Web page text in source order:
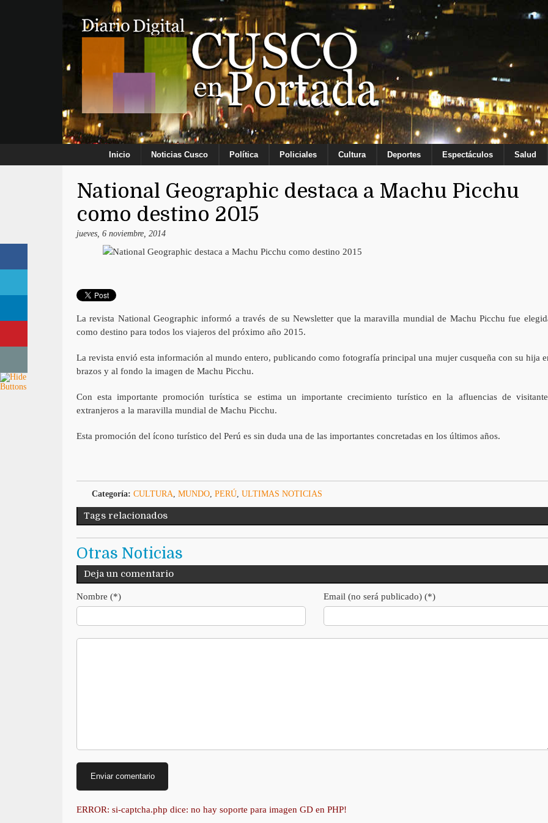
Inicio Noticias Cusco Política Policiales Cultura Deportes Espectáculos Salud
National Geographic destaca a Machu Picchu
como destino 2015
jueves, 6 noviembre, 2014
La revista National Geographic informó a través de su Newsletter que la maravilla mundial de Machu Picchu fue
como destino para todos los viajeros del próximo año 2015.
La revista envió esta información al mundo entero, publicando como fotografía principal una mujer cusqueña con su hija
brazos y al fondo la imagen de Machu Picchu.
Con esta importante promoción turística se estima un importante crecimiento turístico en la afluencias de
extranjeros a la maravilla mundial de Machu Picchu.
Esta promoción del ícono turístico del Perú es sin duda una de las importantes concretadas en los últimos años.
Categoría: CULTURA MUNDO, PERÚ, ULTIMAS NOTICIAS
Tags relacionados
Otras Noticias
Deja un comentario
Nombre (*) Email (no será publicado) (*)
ERROR: si-captcha.php dice: no hay soporte para imagen GD en PHP!